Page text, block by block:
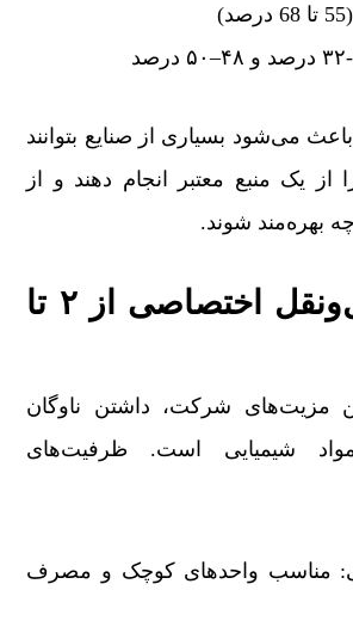
می‌شود بسیاری از صنایع بتوانند
از یک منبع معتبر انجام دهند و از
بهره‌مند شوند.
ناوگان حمل‌ونقل اختصاصی از ۲ تا
مزیت‌های شرکت، داشتن ناوگان
شیمیایی است. ظرفیت‌های
۲ تنی: مناسب واحدهای کوچک و مصرف